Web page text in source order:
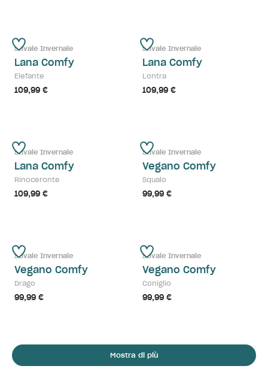
Stivale Invernale
Lana Comfy
Elefante
109,99 €
Stivale Invernale
Lana Comfy
Lontra
109,99 €
Stivale Invernale
Lana Comfy
Rinoceronte
109,99 €
Stivale Invernale
Vegano Comfy
Squalo
99,99 €
Stivale Invernale
Vegano Comfy
Drago
99,99 €
Stivale Invernale
Vegano Comfy
Coniglio
99,99 €
Mostra di più